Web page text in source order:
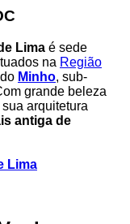
Lima é sede
na Região
Minho, sub-
grande beleza
arquitetura
antiga de
Lima